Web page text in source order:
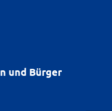
und Bürger